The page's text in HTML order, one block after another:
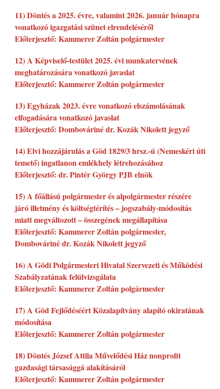
11) Döntés a 2025. évre, valamint 2026. január hónapra
vonatkozó igazgatási szünet elrendeléséről
Előterjesztő: Kammerer Zoltán polgármester
12) A Képviselő-testület 2025. évi munkatervének
meghatározására vonatkozó javaslat
Előterjesztő: Kammerer Zoltán polgármester
13) Egyházak 2023. évre vonatkozó elszámolásának
elfogadására vonatkozó javaslat
Előterjesztő: Dombováriné dr. Kozák Nikolett jegyző
14) Elvi hozzájárulás a Göd 1829/3 hrsz.-ú (Nemeskéri úti
temető) ingatlanon emlékhely létrehozásához
Előterjesztő: dr. Pintér György PJB elnök
15) A főállású polgármester és alpolgármester részére
járó illetmény és költségtérítés – jogszabály-módosítás
miatt megváltozott – összegének megállapítása
Előterjesztő: Kammerer Zoltán polgármester,
Dombováriné dr. Kozák Nikolett jegyző
16) A Gödi Polgármesteri Hivatal Szervezeti és Működési
Szabályzatának felülvizsgálata
Előterjesztő: Kammerer Zoltán polgármester
17) A Göd Fejlődéséért Közalapítvány alapító okiratának
módosítása
Előterjesztő: Kammerer Zoltán polgármester
18) Döntés József Attila Művelődési Ház nonprofit
gazdasági társasággá alakításáról
Előterjesztő: Kammerer Zoltán polgármester